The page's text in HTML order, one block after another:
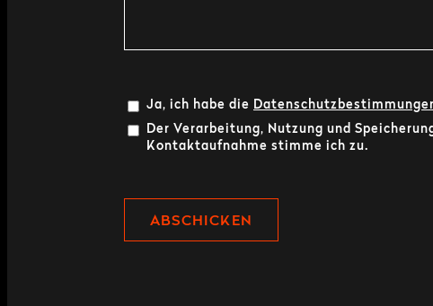
Ja, ich habe die
Der Verarbeitung, Nutzung und
Kontaktaufnahme stimme ich zu.